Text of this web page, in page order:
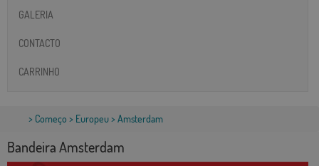
GALERIA
CONTACTO
CARRINHO
> Começo > Europeu> Amsterdam
Bandeira Amsterdam